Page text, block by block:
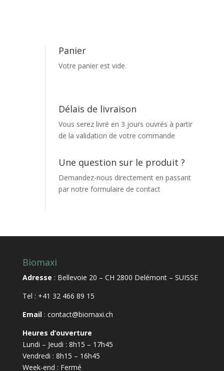
Panier
Votre panier est vide.
Délais de livraison
Vous serez livré en 3 jours ouvrés à partir
de la validation de votre commande
Une question sur le produit ?
Demandez-nous directement en passant
par notre formulaire de contact
Biomaxi
Adresse : Bellevoie 20 – CH 2800 Delémont – SUISSE
Tel : +41 32 466 89 15
Email : contact@biomaxi.ch
Heures d’ouverture
Lundi – Jeudi : 8h15 – 17h45
Vendredi : 8h15 – 16h45
Week-end : Fermé